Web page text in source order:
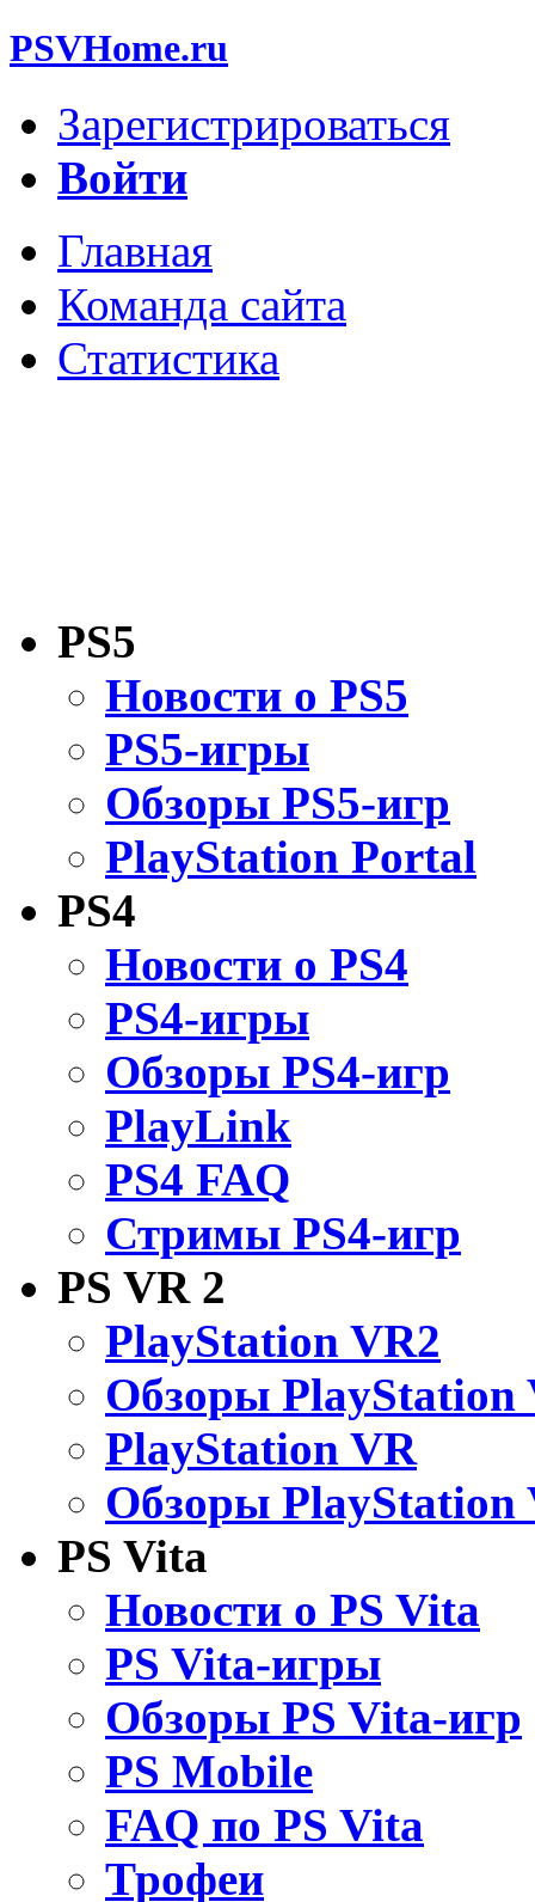
PSVHome.ru
Зарегистрироваться
Войти
Главная
Команда сайта
Статистика
PS5
Новости о PS5
PS5-игры
Обзоры PS5-игр
PlayStation Portal
PS4
Новости о PS4
PS4-игры
Обзоры PS4-игр
PlayLink
PS4 FAQ
Стримы PS4-игр
PS VR 2
PlayStation VR2
Обзоры PlayStation
PlayStation VR
Обзоры PlayStation
PS Vita
Новости о PS Vita
PS Vita-игры
Обзоры PS Vita-игр
PS Mobile
FAQ по PS Vita
Трофеи